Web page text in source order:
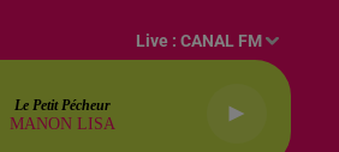
Live :CANAL FM
Le Petit Pécheur
MANON LISA